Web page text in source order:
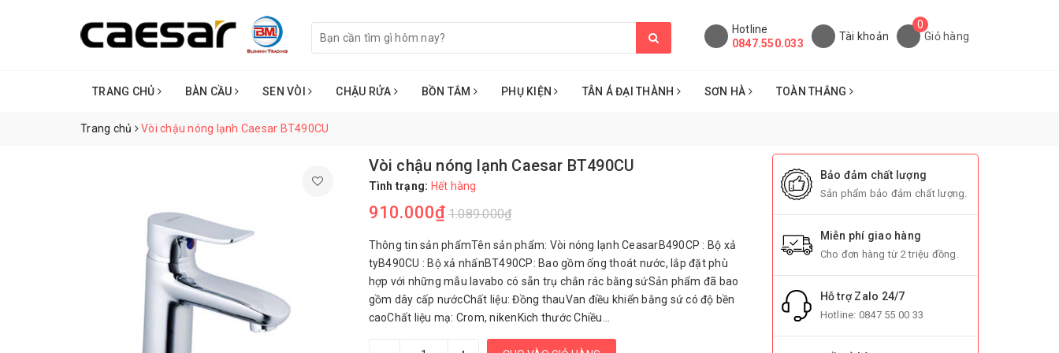
Hotline
0847.550.033
Tài khoản
0
Giỏ hàng
TRANG CHỦ BÀN CẦU SEN VÒI CHẬU RỬA BỒN TẮM PHỤ KIỆN TÂN Á ĐẠI THÀNH SƠN HÀ TOÀN THẮNG
Trang chủ Vòi chậu nóng lạnh Caesar BT490CU
Vòi chậu nóng lạnh Caesar BT490CU
Tình trạng: Hết hàng
910.000₫ 1.089.000₫
Thông tin sản phẩmTên sản phẩm: Vòi nóng lạnh CeasarB490CP : Bộ xả
tyB490CU : Bộ xả nhấnBT490CP: Bao gồm ống thoát nước, lắp đặt phù
hợp với những mẫu lavabo có sẵn trụ chắn rác bằng sứSản phẩm đã bao
gồm dây cấp nướcChất liệu: Đồng thauVan điều khiển bằng sứ có độ bền
caoChất liệu mạ: Crom, nikenKich thước Chiều...
Bảo đảm chất lượng
Sản phẩm bảo đảm chất lượng.
Miễn phí giao hàng
Cho đơn hàng từ 2 triệu đồng.
Hỗ trợ Zalo 24/7
Hotline: 0847 55 00 33